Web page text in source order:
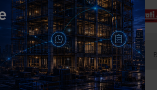
de emisiones de CO2